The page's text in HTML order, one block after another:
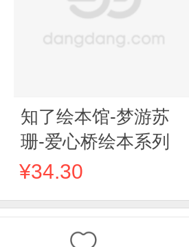
知了绘本馆-梦游苏
珊-爱心桥绘本系列
¥34.30
您可能感兴趣的商品